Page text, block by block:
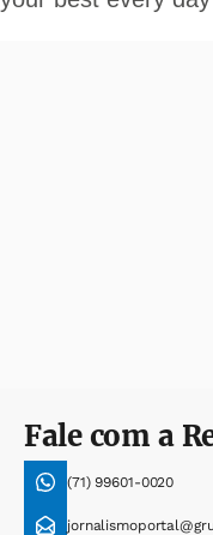
Fale com a
(71) 99601-0020